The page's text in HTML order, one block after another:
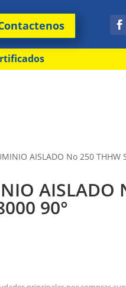
AISLADO No 250 THHW
AISLADO
90°